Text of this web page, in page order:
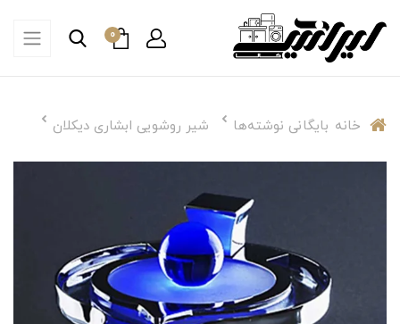
0
خانه بایگانی نوشته‌ها شیر روشویی ابشاری دیکلان